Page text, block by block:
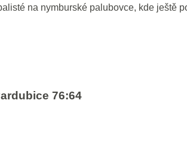
na nymburské palubovce, kde ještě
76:64